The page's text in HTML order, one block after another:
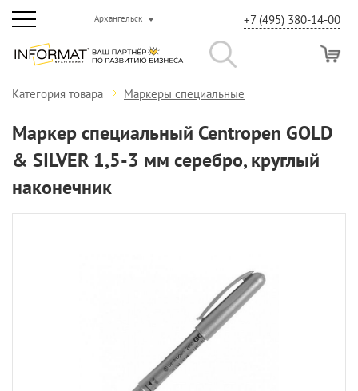
Архангельск +7 (495) 380-14-00
Категория товара Маркеры специальные
Маркер специальный Centropen GOLD
& SILVER 1,5-3 мм серебро, круглый
наконечник